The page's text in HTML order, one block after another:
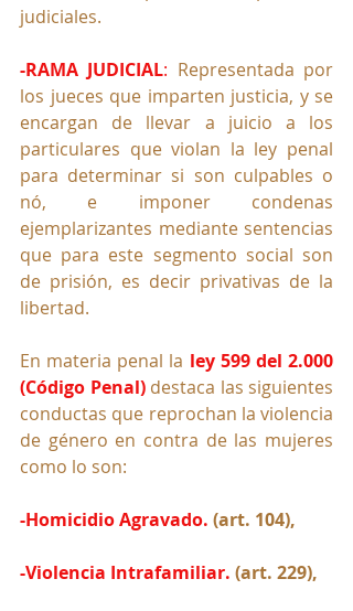
judiciales.
-RAMA JUDICIAL: Representada por
los jueces que imparten justicia, y se
encargan de llevar a juicio a los
particulares que violan la ley penal
para determinar si son culpables o
nó, e imponer condenas
ejemplarizantes mediante sentencias
que para este segmento social son
de prisión, es decir privativas de la
libertad.
En materia penal la ley 599 del 2.000
(Código Penal) destaca las siguientes
conductas que reprochan la violencia
de género en contra de las mujeres
como lo son:
-Homicidio Agravado. (art. 104),
-Violencia Intrafamiliar. (art. 229),